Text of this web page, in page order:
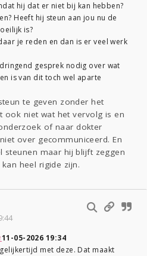
hij dat er niet bij kan hebben?
Heeft hij steun aan jou nu de
is?
je reden en dan is er veel werk
gesprek nodig over wat
is van dit toch wel aparte
te geven zonder het
ook niet wat het vervolg is en
of naar dokter
over gecommuniceerd. En
steunen maar hij blijft zeggen
heel rigide zijn.
11-05-2026 19:34
met deze. Dat maakt